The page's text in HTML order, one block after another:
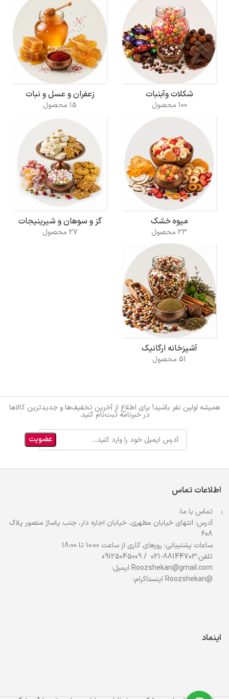
شکلات وآبنبات
100 محصول
زعفران و عسل و نبات
15 محصول
میوه خشک
23 محصول
گز و سوهان و شیرینیجات
27 محصول
آشپزخانه ارگانیک
51 محصول
همیشه اولین نفر باشید! برای اطلاع از آخرین تخفیف‌ها و جدیدترین کالاها
در خبرنامه ثبت‌نام کنید.
اطلاعات تماس
تماس با ما:
آدرس: انتهای خیابان مطهری، خیابان اجاره دار، جنب پاساژ منصور پلاک
608
ساعات پشتیبانی: روزهای کاری از ساعت 10:00 تا 18:00
تلفن:88144703-021 / 09125045009
Roozshekan@gmail.com ایمیل:
@Roozshekan اینستاکرام:
اینماد